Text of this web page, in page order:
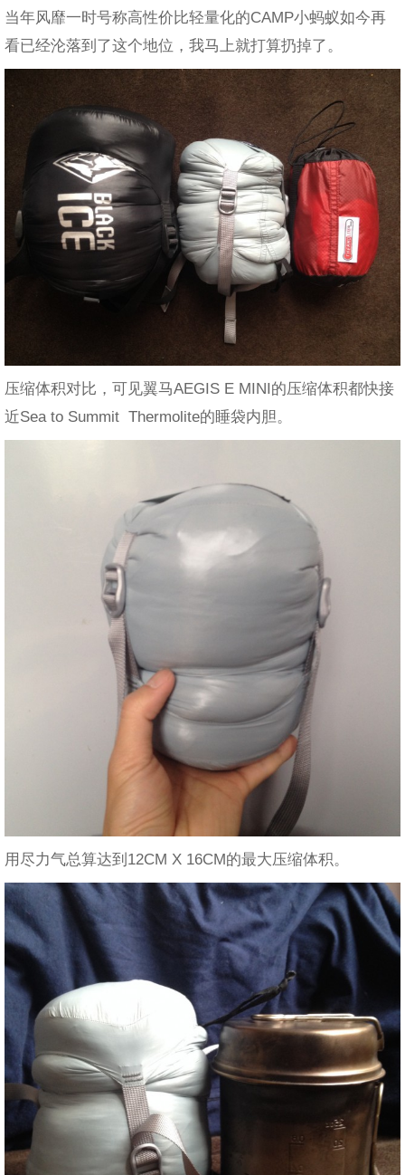
当年风靡一时号称高性价比轻量化的CAMP小蚂蚁如今再
看已经沦落到了这个地位，我马上就打算扔掉了。
压缩体积对比，可见翼马AEGIS E MINI的压缩体积都快接
近Sea to Summit Thermolite的睡袋内胆。
用尽力气总算达到12CM X 16CM的最大压缩体积。